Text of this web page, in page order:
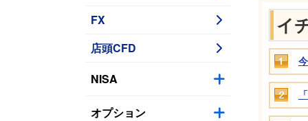
FX
店頭CFD
NISA
オプション
イ